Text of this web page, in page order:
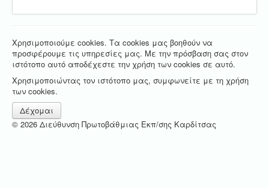
Χρησιμοποιούμε cookies. Τα cookies μας βοηθούν να
προσφέρουμε τις υπηρεσίες μας. Με την πρόσβαση σας στον
ιστότοπο αυτό αποδέχεστε την χρήση των cookies σε αυτό.
Χρησιμοποιώντας τον ιστότοπο μας, συμφωνείτε με τη χρήση
των cookies.
Δέχομαι
© 2026 Διεύθυνση Πρωτοβάθμιας Εκπ/σης Καρδίτσας